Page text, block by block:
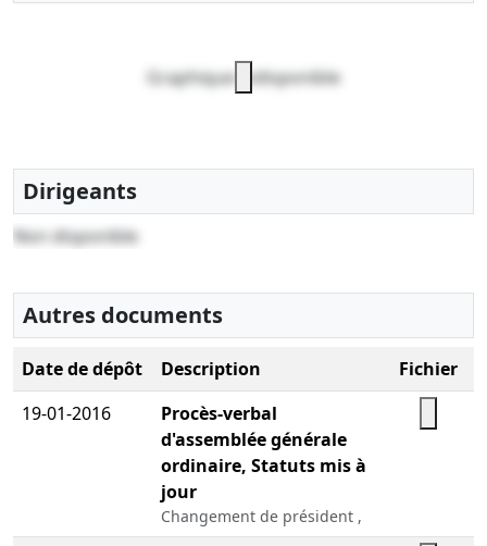
Graphique indisponible
Dirigeants
Non disponible
Autres documents
Date de dépôt Description
Fichier
19-01-2016
Procès-verbal
d'assemblée générale
ordinaire, Statuts mis à
jour
Changement de président ,